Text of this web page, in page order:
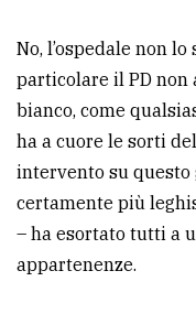
avanzata
ALTRE
TESTATE
No, l’ospedale non
particolare il PD non
bianco, come
ha a cuore le sorti
intervento su
certamente più
– ha esortato tutti a
appartenenze.